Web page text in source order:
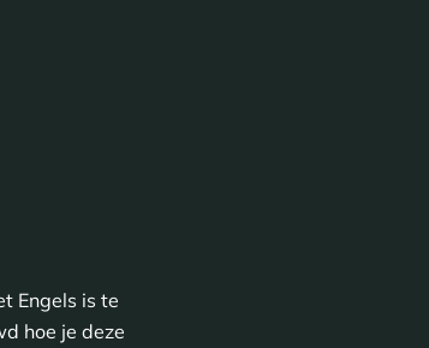
Engels is te
hoe je deze